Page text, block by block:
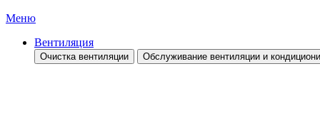
Меню
Вентиляция
Очистка вентиляции Обслуживание вентиляции и